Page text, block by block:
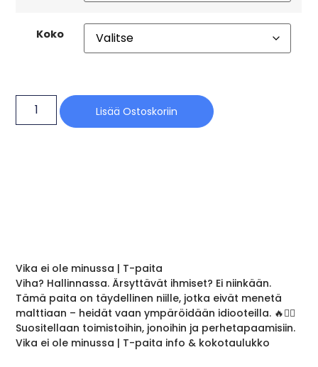
Koko
Lisää Ostoskoriin
Vika ei ole minussa | T-paita
Viha? Hallinnassa. Ärsyttävät ihmiset? Ei niinkään.
Tämä paita on täydellinen niille, jotka eivät menetä
malttiaan – heidät vaan ympäröidään idiooteilla. 🔥🤷‍♂️
Suositellaan toimistoihin, jonoihin ja perhetapaamisiin.
Vika ei ole minussa | T-paita info & kokotaulukko